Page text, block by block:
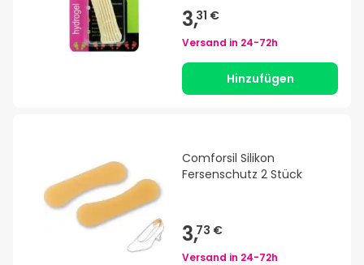
3,31 €
Versand in 24-72h
Hinzufügen
Comforsil Silikon
Fersenschutz 2 Stück
3,73 €
Versand in 24-72h